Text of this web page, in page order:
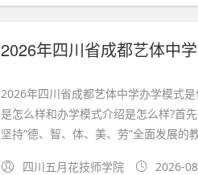
2026年四川省成都艺体中
2026年四川省成都艺体中学办学模式
是怎么样和办学模式介绍是怎么样?首
坚持“德、智、体、美、劳”全面发展
四川五月花技师学院 2026-